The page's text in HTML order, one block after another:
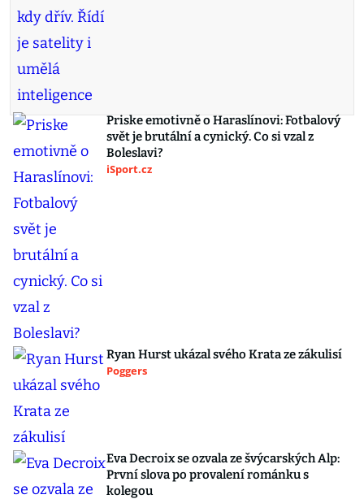
Priske emotivně o Haraslínovi: Fotbalový
svět je brutální a cynický. Co si vzal z
Boleslavi?
iSport.cz
Ryan Hurst ukázal svého Krata ze zákulisí
Poggers
Eva Decroix se ozvala ze švýcarských Alp:
První slova po provalení románku s
kolegou